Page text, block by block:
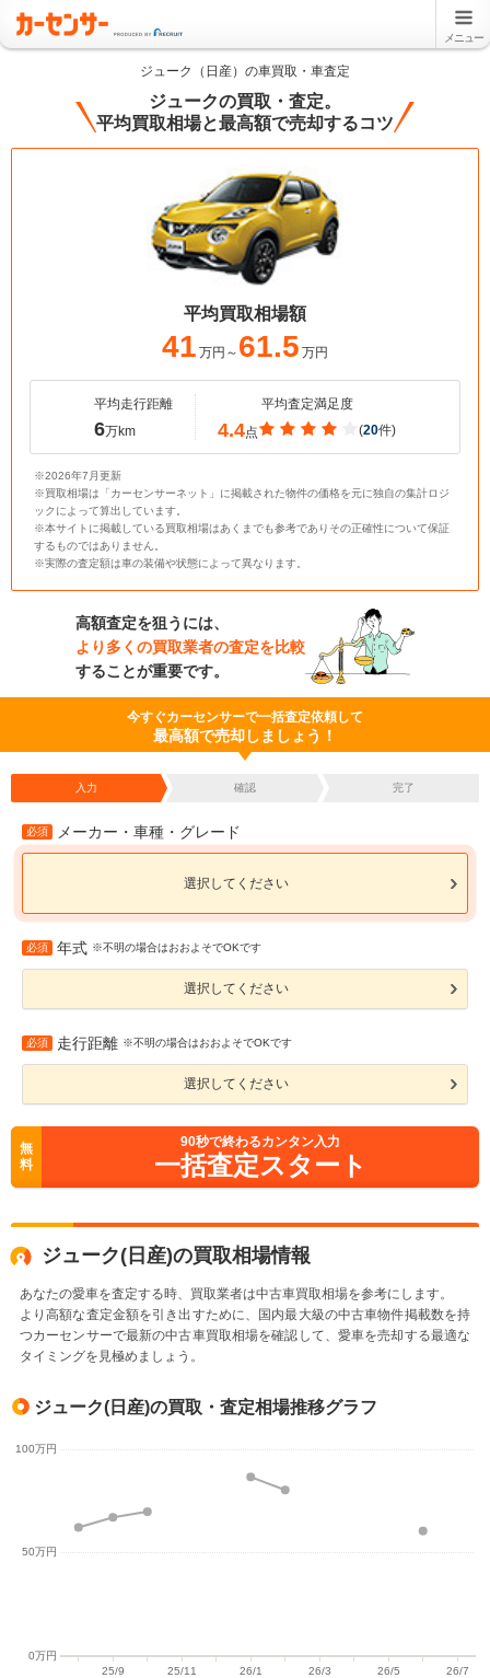
メニュー
ジューク（日産）の車買取・車査定
ジュークの買取・査定。
平均買取相場と最高額で売却するコツ
平均買取相場額
41 万円～ 61.5 万円
平均走行距離
6万km
平均査定満足度
4.4点 (20件)
※2026年7月更新
※買取相場は「カーセンサーネット」に掲載された物件の価格を元に独自の集計ロジ
ックによって算出しています。
※本サイトに掲載している買取相場はあくまでも参考でありその正確性について保証
するものではありません。
※実際の査定額は車の装備や状態によって異なります。
高額査定を狙うには、
より多くの買取業者の査定を比較
することが重要です。
今すぐカーセンサーで一括査定依頼して
最高額で売却しましょう！
入力 確認 完了
必須 メーカー・車種・グレード
選択してください
必須 年式 ※不明の場合はおおよそでOKです
選択してください
必須 走行距離 ※不明の場合はおおよそでOKです
選択してください
無
料
90秒で終わるカンタン入力
一括査定スタート
ジューク(日産)の買取相場情報
あなたの愛車を査定する時、買取業者は中古車買取相場を参考にします。
より高額な査定金額を引き出すために、国内最大級の中古車物件掲載数を持
つカーセンサーで最新の中古車買取相場を確認して、愛車を売却する最適な
タイミングを見極めましょう。
ジューク(日産)の買取・査定相場推移グラフ